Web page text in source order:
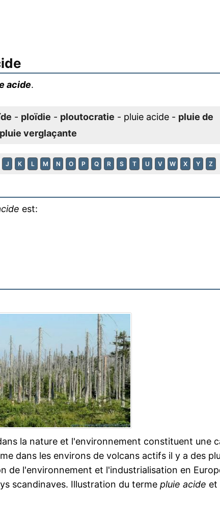
acide.
- ploïdie - ploutocratie - pluie acide - pluie de
pluie verglaçante
J K L M N O P Q R S T U V W X Y Z
est:
la nature et l'environnement constituent une
dans les environs de volcans actifs il y a des
de l'environnement et l'industrialisation en
scandinaves. Illustration du terme pluie acide et